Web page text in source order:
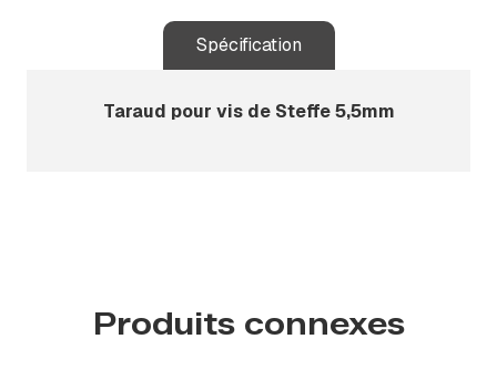
Spécification
Taraud pour vis de Steffe 5,5mm
Produits connexes